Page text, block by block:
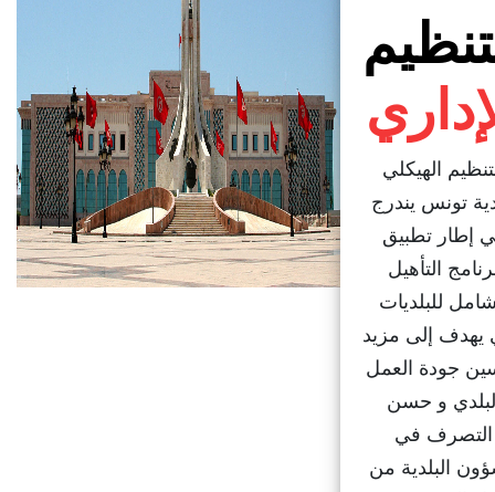
الهيكلي
تونس يندرج
إطار تطبيق
التأهيل
للبلديات
يهدف إلى مزيد
جودة العمل
و حسن
التصرف في
البلدية من